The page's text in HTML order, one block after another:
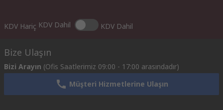
KDV Hariç KDV Dahil KDV Dahil
Bize Ulaşın
Bizi Arayın (Ofis Saatlerimiz 09:00 - 17:00 arasındadır)
Müşteri Hizmetlerine Ulaşın